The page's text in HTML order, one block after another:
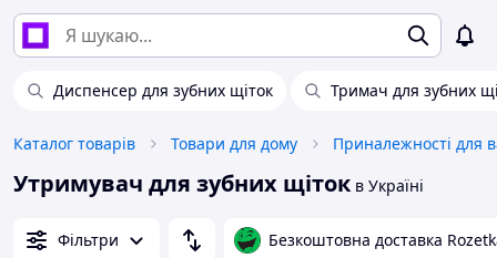
Диспенсер для зубних щіток Тримач для зубних
Каталог товарів Товари для дому
Утримувач для зубних щіток в Україні
Фільтри Безкоштовна доставка